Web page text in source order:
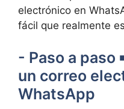
electrónico en
fácil que realmente
-⁢ Paso a ⁤paso
un correo
WhatsApp